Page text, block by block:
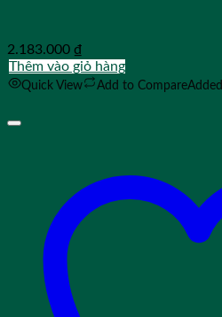
2.183.000 ₫
Thêm vào giỏ hàng
Quick View Add to CompareAdded